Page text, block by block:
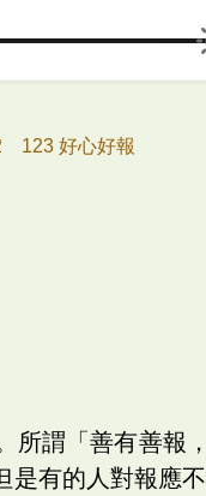
123 好心好報
所謂「善有善報
有的人對報應不